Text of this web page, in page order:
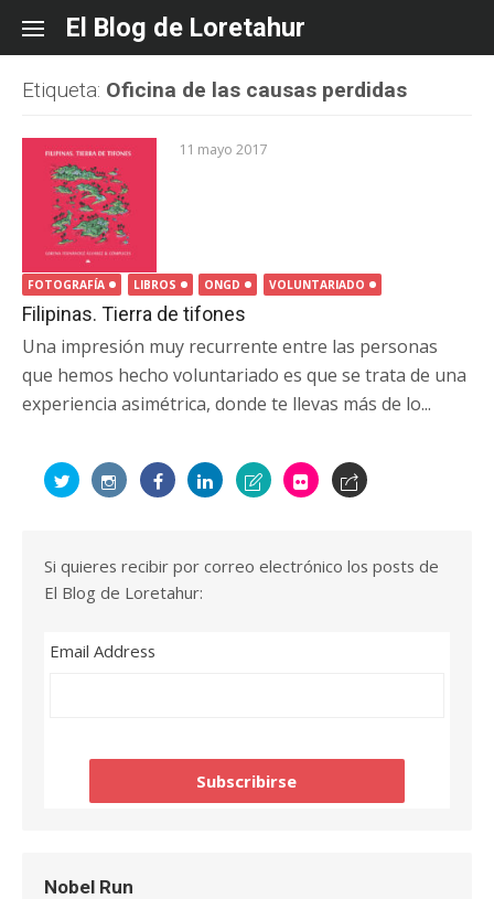
content
El Blog de Loretahur
Etiqueta: Oficina de las causas perdidas
11 mayo 2017
FOTOGRAFÍA LIBROS ONGD VOLUNTARIADO
Filipinas. Tierra de tifones
Una impresión muy recurrente entre las personas
que hemos hecho voluntariado es que se trata de una
experiencia asimétrica, donde te llevas más de lo...
Si quieres recibir por correo electrónico los posts de
El Blog de Loretahur:
Email Address
Nobel Run